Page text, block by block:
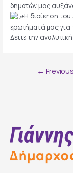
δημοτών μας
Η διοίκηση
ερωτήματά μας για
Δείτε την
←